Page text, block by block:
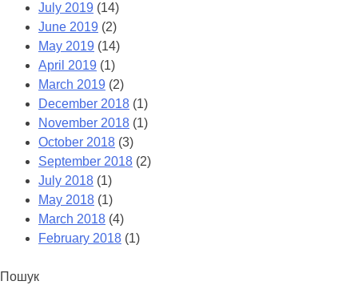
July 2019 (14)
June 2019 (2)
May 2019 (14)
April 2019 (1)
March 2019 (2)
December 2018 (1)
November 2018 (1)
October 2018 (3)
September 2018 (2)
July 2018 (1)
May 2018 (1)
March 2018 (4)
February 2018 (1)
Пошук